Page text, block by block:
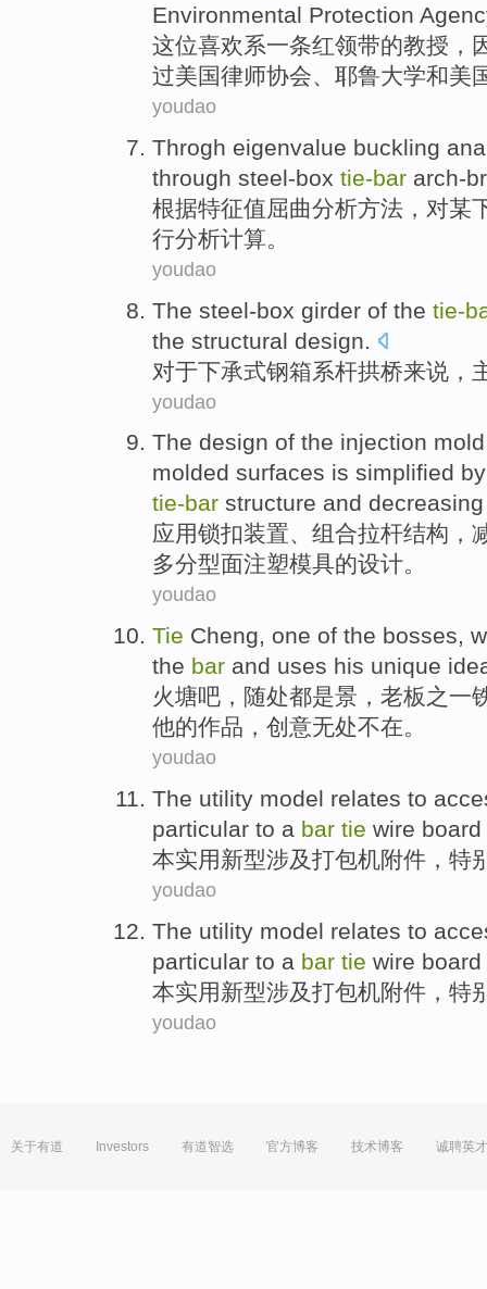
Environmental Protection
这位喜欢系一条红领带的教授 ，
过美国律师协会、 耶鲁大学和美
youdao
Throgh eigenvalue buckling
through steel-box tie-bar arch-
根据特征值屈曲分析方法，对某
行分析计算。
youdao
The steel-box girder of the tie-
the structural design.
对于下承式钢箱系杆拱桥来说，
youdao
The design of the injection mold
molded surfaces is simplified by
tie-bar structure and decreasing
应用锁扣装置、 组合拉杆结构 ，
多分型面注塑模具的设计。
youdao
Tie Cheng, one of the bosses,
the bar and uses his unique
火塘吧，随处都是景， 老板之一
他的作品，创意无处不在。
youdao
The utility model relates to
particular to a bar tie wire board
本实用新型涉及打包机附件 ， 特
youdao
The utility model relates to
particular to a bar tie wire board
本实用新型涉及打包机附件 ， 特
youdao
关于有道 Investors 有道智选 官方博客 技术博客 诚聘英才